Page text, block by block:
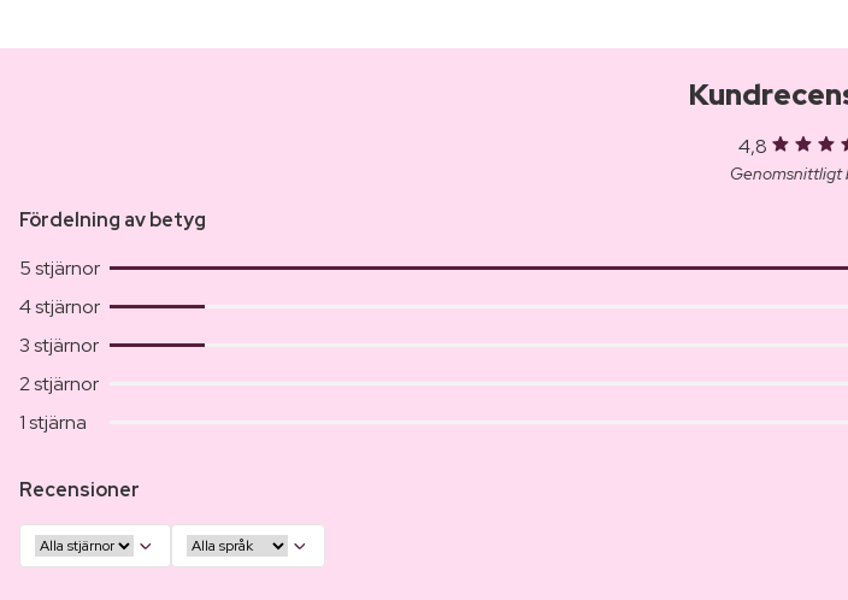
4,8
Genomsnittligt
Fördelning av betyg
5 stjärnor
4 stjärnor
3 stjärnor
2 stjärnor
1 stjärna
Recensioner